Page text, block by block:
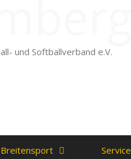
und Softballverband e.V.
Breitensport Service